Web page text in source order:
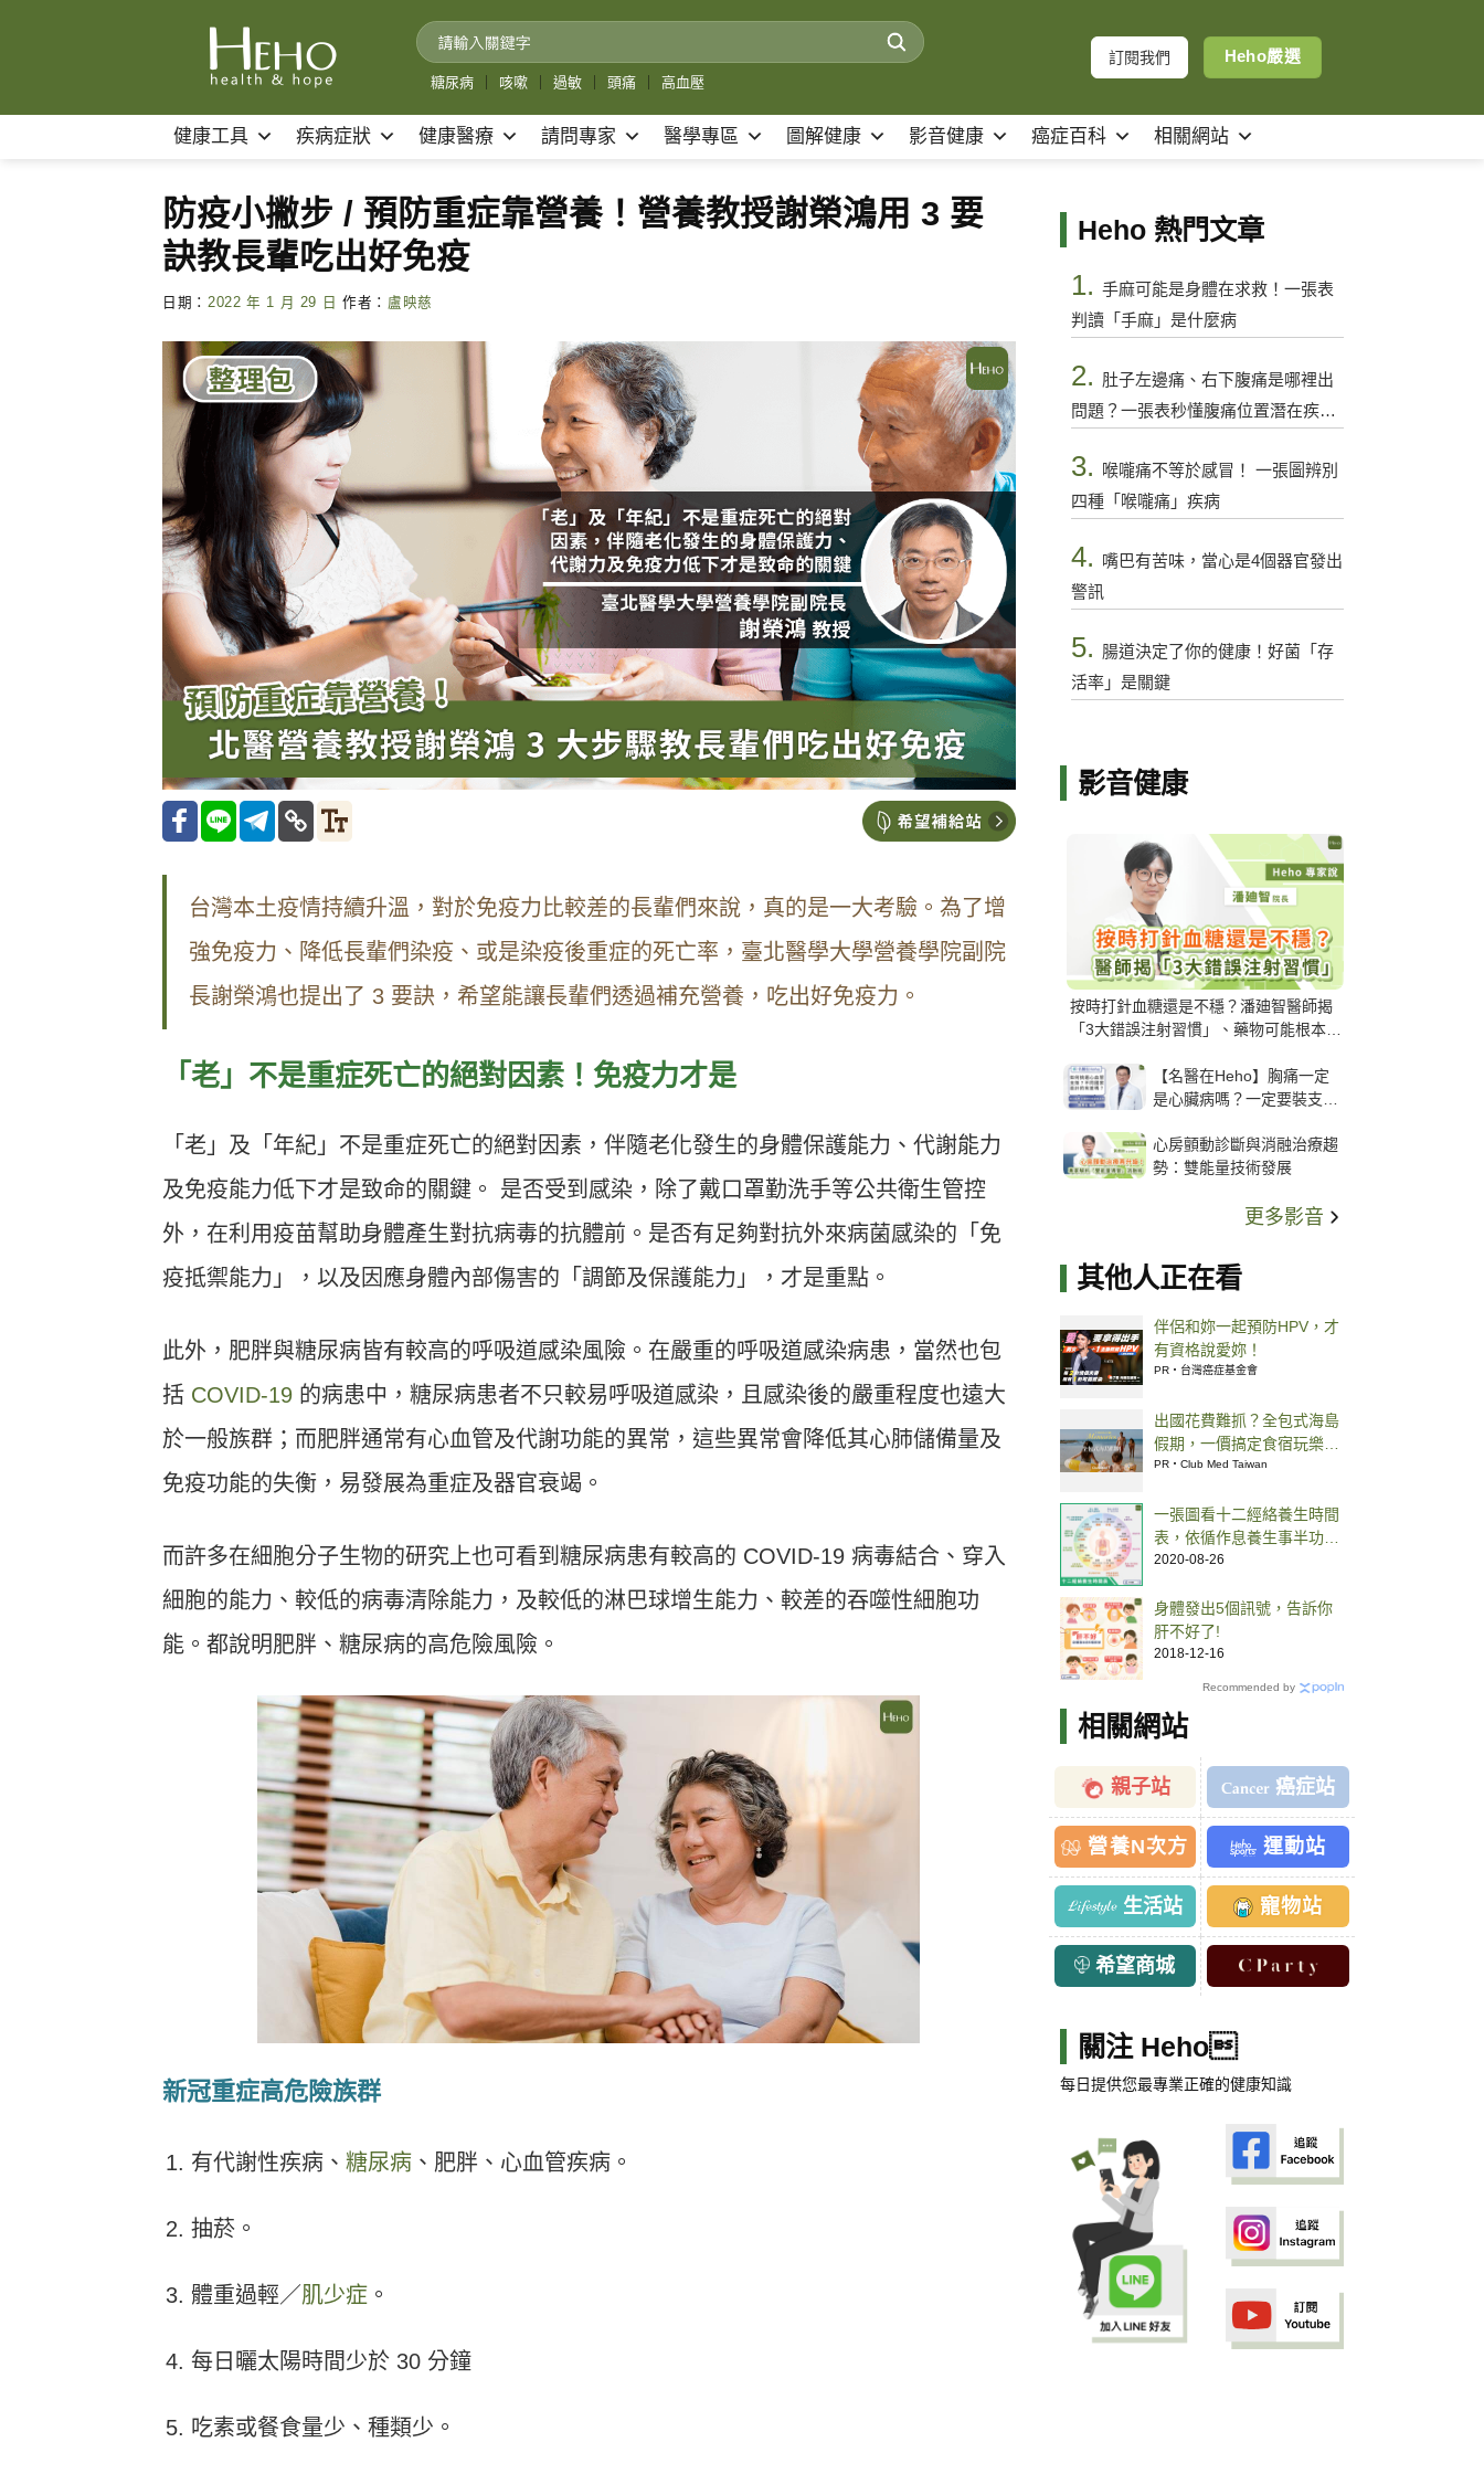
糖尿病 咳嗽 過敏 頭痛 高血壓
訂閱我們 Heho嚴選
健康工具 疾病症狀 健康醫療 請問專家 醫學專區 圖解健康 影音健康 癌症百科 相關網站
防疫小撇步 / 預防重症靠營養！營養教授謝榮鴻用 3 要
訣教長輩吃出好免疫
日期： 2022 年 1 月 29 日 作者： 盧映慈
台灣本土疫情持續升溫，對於免疫力比較差的長輩們來說，真的是一大考驗。為了增
強免疫力、降低長輩們染疫、或是染疫後重症的死亡率，臺北醫學大學營養學院副院
長謝榮鴻也提出了 3 要訣，希望能讓長輩們透過補充營養，吃出好免疫力。
「老」不是重症死亡的絕對因素！免疫力才是
「老」及「年紀」不是重症死亡的絕對因素，伴隨老化發生的身體保護能力、代謝能力
及免疫能力低下才是致命的關鍵。 是否受到感染，除了戴口罩勤洗手等公共衛生管控
外，在利用疫苗幫助身體產生對抗病毒的抗體前。是否有足夠對抗外來病菌感染的「免
疫抵禦能力」，以及因應身體內部傷害的「調節及保護能力」，才是重點。
此外，肥胖與糖尿病皆有較高的呼吸道感染風險。在嚴重的呼吸道感染病患，當然也包
括 COVID-19 的病患中，糖尿病患者不只較易呼吸道感染，且感染後的嚴重程度也遠大
於一般族群；而肥胖通常有心血管及代謝功能的異常，這些異常會降低其心肺儲備量及
免疫功能的失衡，易發展為重症及器官衰竭。
而許多在細胞分子生物的研究上也可看到糖尿病患有較高的 COVID-19 病毒結合、穿入
細胞的能力、較低的病毒清除能力，及較低的淋巴球增生能力、較差的吞噬性細胞功
能。都說明肥胖、糖尿病的高危險風險。
新冠重症高危險族群
有代謝性疾病、 糖尿病 、肥胖、心血管疾病。
抽菸。
體重過輕／肌少症 。
每日曬太陽時間少於 30 分鐘
吃素或餐食量少、種類少。
Heho 熱門文章
1. 手麻可能是身體在求救！一張表
判讀「手麻」是什麼病
2. 肚子左邊痛、右下腹痛是哪裡出
問題？一張表秒懂腹痛位置潛在疾病
3.
喉嚨痛不等於感冒！ 一張圖辨別
四種「喉嚨痛」疾病
4. 嘴巴有苦味，當心是4個器官發出
警訊
5. 腸道決定了你的健康！好菌「存
活率」是關鍵
影音健康
按時打針血糖還是不穩？潘廸智醫師揭
「3大錯誤注射習慣」、藥物可能根本沒
【名醫在Heho】胸痛一定
是心臟病嗎？一定要裝支
解析支架種類、風險與選擇
關鍵
心房顫動診斷與消融治療趨
勢：雙能量技術發展
更多影音
其他人正在看
伴侶和妳一起預防HPV，才
有資格說愛妳！
PR・台灣癌症基金會
出國花費難抓？全包式海島
假期，一價搞定食宿玩樂，
省錢更省心！
PR・Club Med Taiwan
一張圖看十二經絡養生時間
表，依循作息養生事半功
倍！
2020-08-26
身體發出5個訊號，告訴你
肝不好了!
2018-12-16
Recommended by
相關網站
親子站 癌症站
營養N次方 運動站
生活站 寵物站
希望商城
關注 Heho
每日提供您最專業正確的健康知識